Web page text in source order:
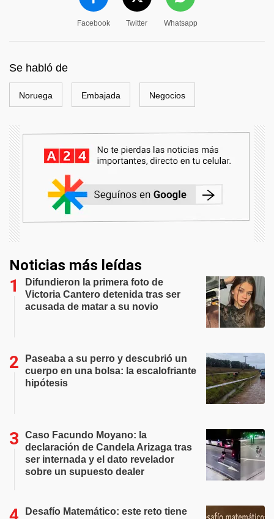
Facebook Twitter Whatsapp
Se habló de
Noruega Embajada Negocios
Noticias más leídas
Difundieron la primera foto de
Victoria Cantero detenida tras ser
acusada de matar a su novio
Paseaba a su perro y descubrió un
cuerpo en una bolsa: la escalofriante
hipótesis
Caso Facundo Moyano: la
declaración de Candela Arizaga tras
ser internada y el dato revelador
sobre un supuesto dealer
Desafío Matemático: este reto tiene